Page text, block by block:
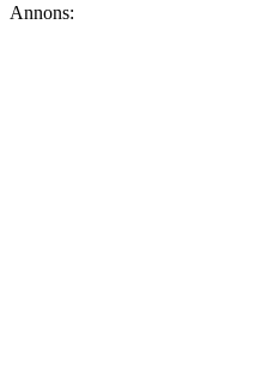
Annons: